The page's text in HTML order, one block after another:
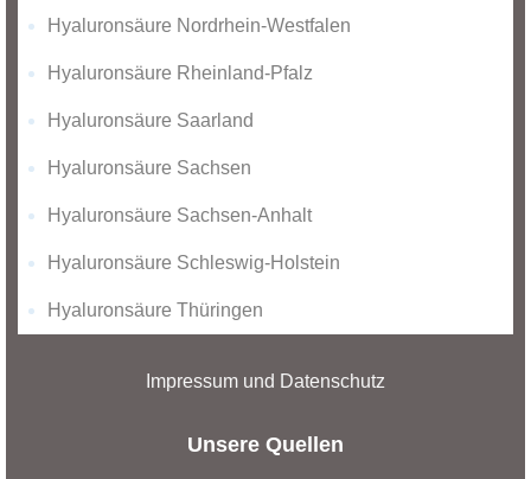
Hyaluronsäure Nordrhein-Westfalen
Hyaluronsäure Rheinland-Pfalz
Hyaluronsäure Saarland
Hyaluronsäure Sachsen
Hyaluronsäure Sachsen-Anhalt
Hyaluronsäure Schleswig-Holstein
Hyaluronsäure Thüringen
Impressum und Datenschutz
Unsere Quellen